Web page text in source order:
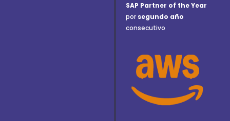
SAP Partner of the Year
por segundo año
consecutivo